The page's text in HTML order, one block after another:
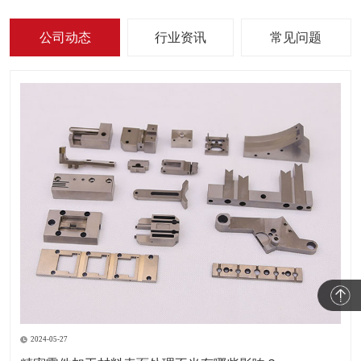
公司动态 行业资讯 常见问题
2024-05-27